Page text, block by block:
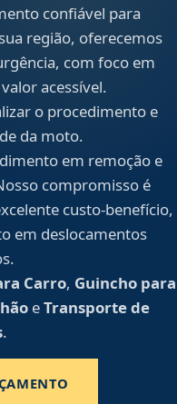
confiável para
região, oferecemos
com foco em
acessível.
o procedimento e
da moto.
em remoção e
compromisso é
custo-benefício,
em deslocamentos
Carro, Guincho para
eTransporte de
.